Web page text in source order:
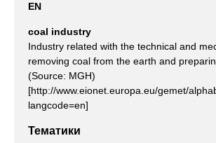
EN
coal industry
Industry related with the technical and
removing coal from the earth and
(Source: MGH)
[http://www.eionet.europa.eu/gemet/
langcode=en]
Тематики